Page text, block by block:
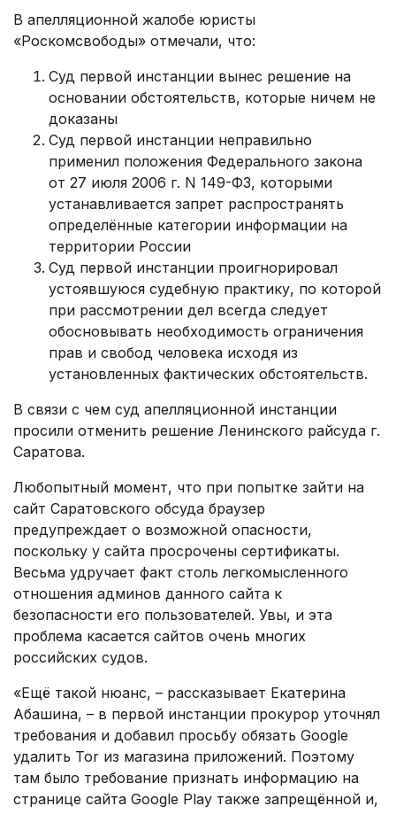
В апелляционной жалобе юристы
«Роскомсвободы» отмечали, что:
Суд первой инстанции вынес решение на
основании обстоятельств, которые ничем не
доказаны
Суд первой инстанции неправильно
применил положения Федерального закона
от 27 июля 2006 г. N 149-ФЗ, которыми
устанавливается запрет распространять
определённые категории информации на
территории России
Суд первой инстанции проигнорировал
устоявшуюся судебную практику, по которой
при рассмотрении дел всегда следует
обосновывать необходимость ограничения
прав и свобод человека исходя из
установленных фактических обстоятельств.
В связи с чем суд апелляционной инстанции
просили отменить решение Ленинского райсуда г.
Саратова.
Любопытный момент, что при попытке зайти на
сайт Саратовского обсуда браузер
предупреждает о возможной опасности,
поскольку у сайта просрочены сертификаты.
Весьма удручает факт столь легкомысленного
отношения админов данного сайта к
безопасности его пользователей. Увы, и эта
проблема касается сайтов очень многих
российских судов.
«Ещё такой нюанс, – рассказывает Екатерина
Абашина, – в первой инстанции прокурор уточнял
требования и добавил просьбу обязать Google
удалить Tor из магазина приложений. Поэтому
там было требование признать информацию на
странице сайта Google Play также запрещённой и,